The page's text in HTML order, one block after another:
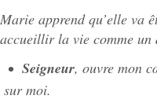
Marie apprend qu’elle va
accueillir la vie comme un
Seigneur, ouvre mon
sur moi.